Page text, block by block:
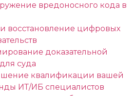
вредоносного кода в
восстановление цифровых
доказательной
суда
квалификации вашей
ИТ/ИБ специалистов